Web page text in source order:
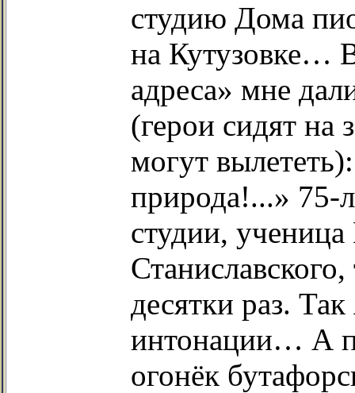
студию Дома
на Кутузовке…
адреса» мне
(герои сидят на
могут
природа!...» 75-
студии,
десятки раз.
интонации… А
огонёк